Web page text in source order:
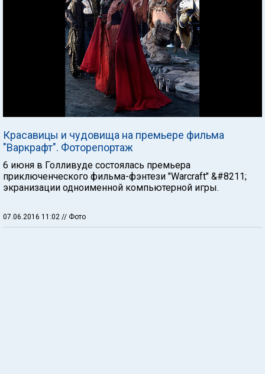
Красавицы и чудовища на премьере фильма
"Варкрафт". Фоторепортаж
6 июня в Голливуде состоялась премьера
приключенческого фильма-фэнтези "Warcraft" &#8211;
экранизации одноименной компьютерной игры.
07.06.2016 11:02 // Фото